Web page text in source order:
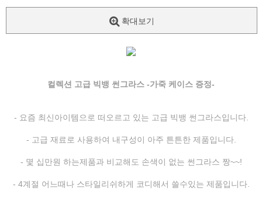
확대보기
컬렉션 고급 빅뱅 썬그라스 -가죽 케이스 증정-
- 요즘 최신아이템으로 떠오르고 있는 고급 빅뱅 썬그라스입니다.
- 고급 재료로 사용하여 내구성이 아주 튼튼한 제품입니다.
- 몇 십만원 하는제품과 비교해도 손색이 없는 썬그라스 짱~~!
- 4계절 어느때나 스타일리쉬하게 코디해서 쓸수있는 제품입니다.